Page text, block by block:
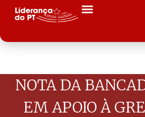
NOTA DA
EM APOIO À